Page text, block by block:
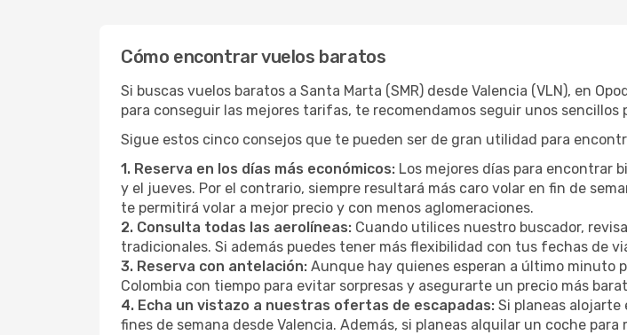
Cómo encontrar vuelos baratos
Si buscas vuelos baratos a Santa Marta (SMR) desde Valencia (VLN), en
para conseguir las mejores tarifas, te recomendamos seguir unos
Sigue estos cinco consejos que te pueden ser de gran utilidad para
1. Reserva en los días más económicos: Los mejores días para encontrar
y el jueves. Por el contrario, siempre resultará más caro volar en fin de
te permitirá volar a mejor precio y con menos aglomeraciones.
2. Consulta todas las aerolíneas: Cuando utilices nuestro buscador,
tradicionales. Si además puedes tener más flexibilidad con tus fechas de
3. Reserva con antelación: Aunque hay quienes esperan a último minuto
Colombia con tiempo para evitar sorpresas y asegurarte un precio más
4. Echa un vistazo a nuestras ofertas de escapadas: Si planeas alojarte
fines de semana desde Valencia. Además, si planeas alquilar un coche